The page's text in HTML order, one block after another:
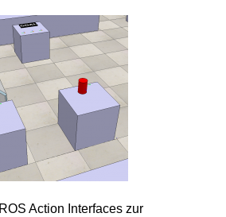
Action Interfaces zur